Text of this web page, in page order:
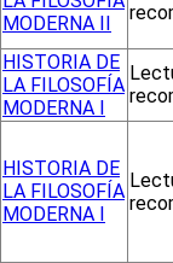
MODERNA II
HISTORIA DE
LA FILOSOFÍA
MODERNA I
HISTORIA DE
LA FILOSOFÍA
MODERNA I